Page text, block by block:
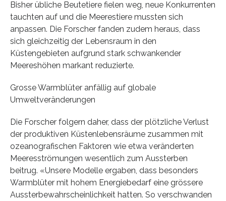
Bisher übliche Beutetiere fielen weg, neue Konkurrenten
tauchten auf und die Meerestiere mussten sich
anpassen. Die Forscher fanden zudem heraus, dass
sich gleichzeitig der Lebensraum in den
Küstengebieten aufgrund stark schwankender
Meereshöhen markant reduzierte.
Grosse Warmblüter anfällig auf globale
Umweltveränderungen
Die Forscher folgern daher, dass der plötzliche Verlust
der produktiven Küstenlebensräume zusammen mit
ozeanografischen Faktoren wie etwa veränderten
Meeresströmungen wesentlich zum Aussterben
beitrug. «Unsere Modelle ergaben, dass besonders
Warmblüter mit hohem Energiebedarf eine grössere
Aussterbewahrscheinlichkeit hatten. So verschwanden